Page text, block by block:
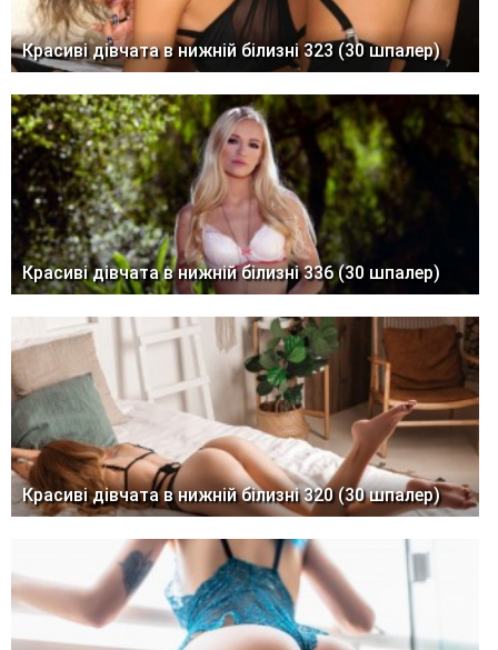
Красиві дівчата в нижній білизні 323 (30 шпалер)
Красиві дівчата в нижній білизні 336 (30 шпалер)
Красиві дівчата в нижній білизні 320 (30 шпалер)